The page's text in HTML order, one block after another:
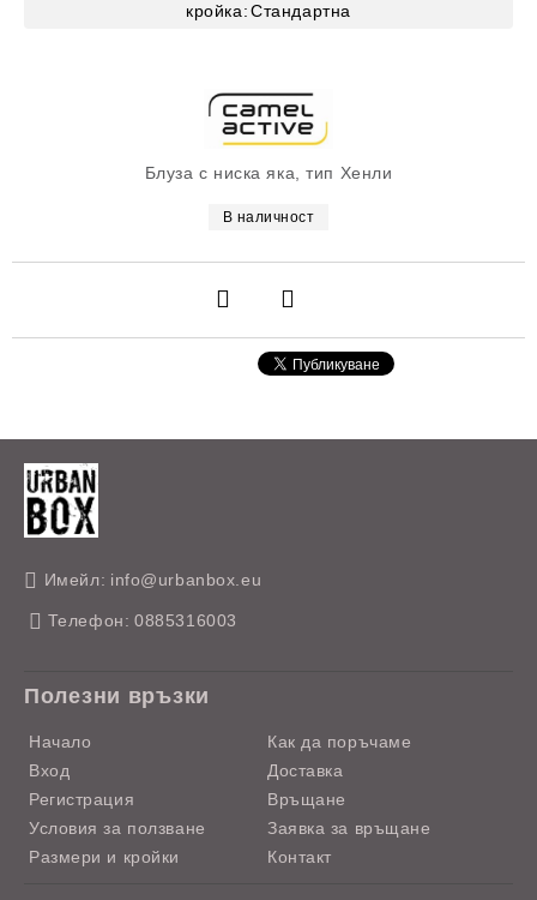
Блуза с ниска яка, тип Хенли
В наличност
кройка:Стандартна
Имейл: info@urbanbox.eu
Телефон: 0885316003
Полезни връзки
Начало
Вход
Регистрация
Условия за ползване
Размери и кройки
Как да поръчаме
Доставка
Връщане
Заявка за връщане
Контакт